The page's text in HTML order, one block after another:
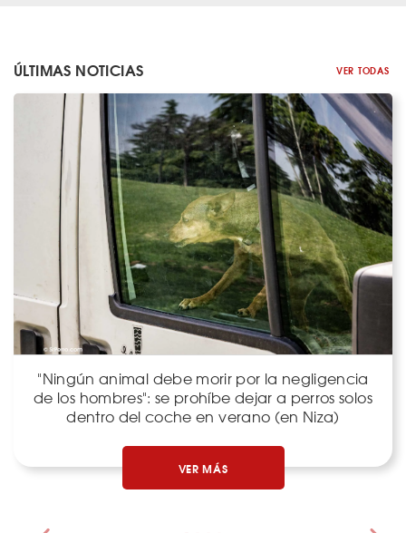
ÚLTIMAS NOTICIAS VER TODAS
"Ningún animal debe morir por la negligencia
de los hombres": se prohíbe dejar a perros solos
dentro del coche en verano (en Niza)
VER MÁS